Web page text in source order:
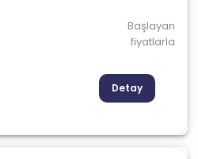
Başlayan
fiyatlarla
Detay